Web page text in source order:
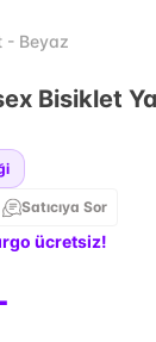
- Beyaz
Bisiklet
Satıcıya Sor
ücretsiz!